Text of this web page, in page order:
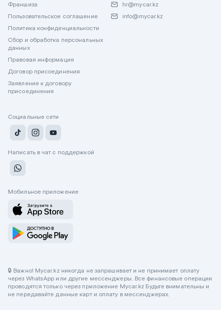
Франшиза
Пользовательское соглашение
Политика конфиденциальности
Сбор и обработка персональных
данных
Правовая информация
Договор присоединения
Заявление к договору
присоединения
hr@mycar.kz
info@mycar.kz
Социальные сети
Написать в чат с поддержкой
Мобильное приложение
🔒 Важно! Mycar.kz никогда не запрашивает и не принимает оплату
через WhatsApp или другие мессенджеры. Все финансовые операции
проводятся только через приложение Mycar.kz Будьте внимательны и
не передавайте данные карт и оплату в мессенджерах.